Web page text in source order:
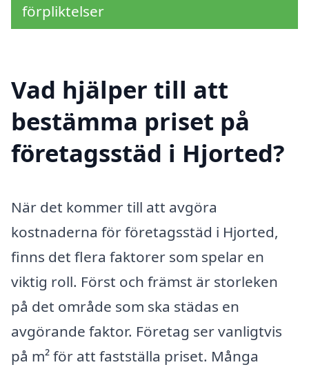
förpliktelser
Vad hjälper till att
bestämma priset på
företagsstäd i Hjorted?
När det kommer till att avgöra
kostnaderna för företagsstäd i Hjorted,
finns det flera faktorer som spelar en
viktig roll. Först och främst är storleken
på det område som ska städas en
avgörande faktor. Företag ser vanligtvis
på m² för att fastställa priset. Många